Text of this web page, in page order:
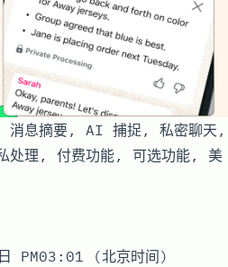
消息摘要, AI 捕捉, 私密聊天,
理, 付费功能, 可选功能, 美
PM03:01 (北京时间)